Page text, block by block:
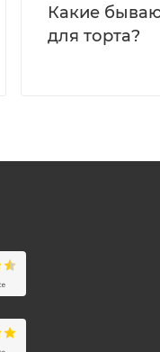
Какие
для торта?